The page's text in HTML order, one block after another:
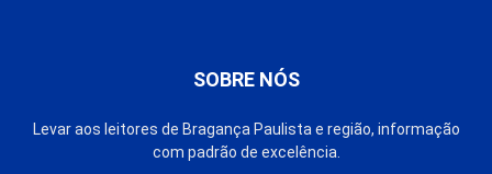
SOBRE NÓS
Levar aos leitores de Bragança Paulista e região, informação
com padrão de excelência.